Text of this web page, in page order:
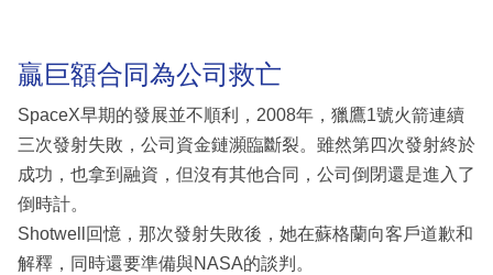
贏巨額合同為公司救亡
SpaceX早期的發展並不順利，2008年，獵鷹1號火箭連續
三次發射失敗，公司資金鏈瀕臨斷裂。雖然第四次發射終於
成功，也拿到融資，但沒有其他合同，公司倒閉還是進入了
倒時計。
Shotwell回憶，那次發射失敗後，她在蘇格蘭向客戶道歉和
解釋，同時還要準備與NASA的談判。